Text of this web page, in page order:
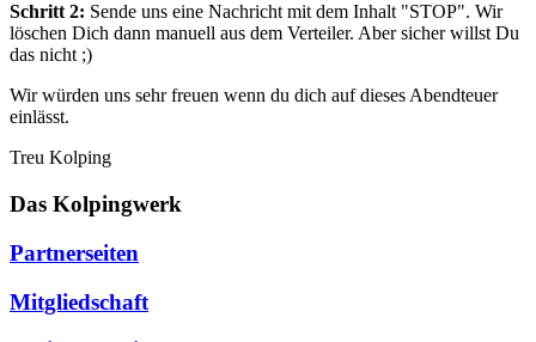
Schritt 2: Sende uns eine Nachricht mit dem Inhalt "STOP". Wir
löschen Dich dann manuell aus dem Verteiler. Aber sicher willst Du
das nicht ;)
Wir würden uns sehr freuen wenn du dich auf dieses Abendteuer
einlässt.
Treu Kolping
Das Kolpingwerk
Partnerseiten
Mitgliedschaft